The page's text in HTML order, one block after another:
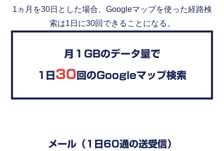
1ヵ月を30日とした場合、Googleマップを使った経路検
索は1日に30回できることになる。
月１GBのデータ量で
1日 30 回のGoogleマップ検索
メール（1日60通の送受信）